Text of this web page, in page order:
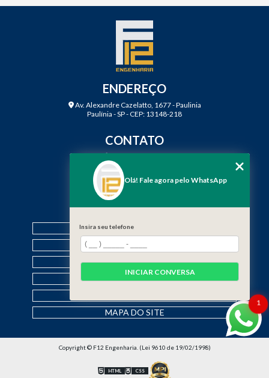
ENDEREÇO
Av. Alexandre Cazelatto, 1677 - Paulinia
Paulínia - SP - CEP: 13148-218
CONTATO
(19) 99968-7979
contato@f12engenharia.com.br
MENU
HOME
QUEM SOMOS
SERVIÇOS
CONTATO
MAPA DO SITE
Copyright © F12 Engenharia. (Lei 9610 de 19/02/1998)
HTML CSS
1
Olá! Fale agora pelo WhatsApp
Insira seu telefone
INICIAR CONVERSA